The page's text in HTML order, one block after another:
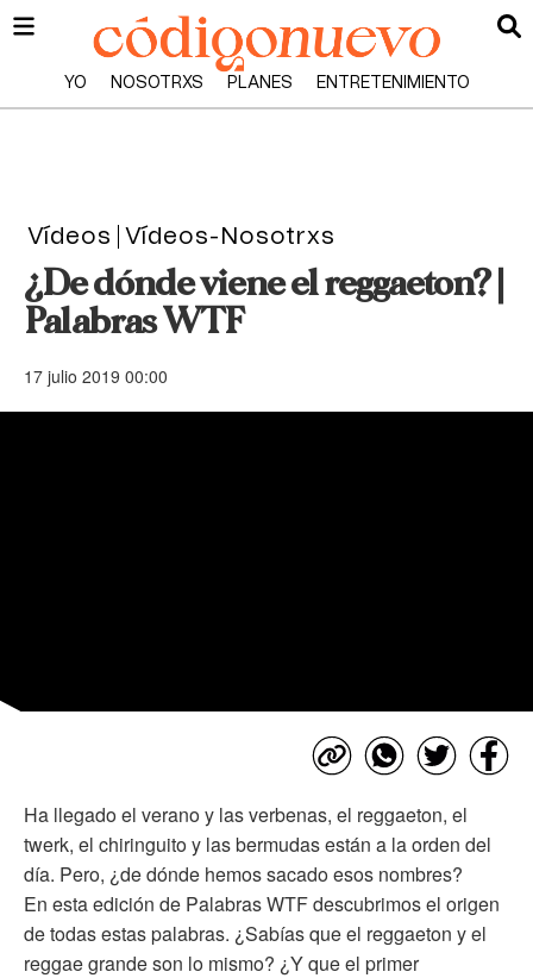
YO NOSOTRXS PLANES ENTRETENIMIENTO
Vídeos Vídeos-Nosotrxs
¿De dónde viene el reggaeton? |
Palabras WTF
17 julio 2019 00:00
Ha llegado el verano y las verbenas, el reggaeton, el
twerk, el chiringuito y las bermudas están a la orden del
día. Pero, ¿de dónde hemos sacado esos nombres?
En esta edición de Palabras WTF descubrimos el origen
de todas estas palabras. ¿Sabías que el reggaeton y el
reggae grande son lo mismo? ¿Y que el primer